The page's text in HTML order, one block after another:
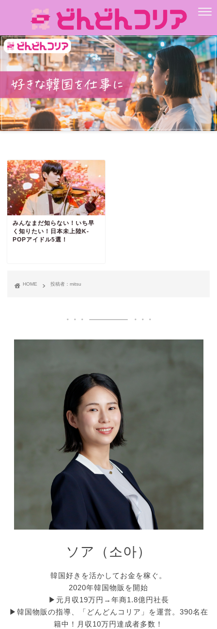
みんなまだ知らない！いち早
く知りたい！日本未上陸K-
POPアイドル5選！
HOME 投稿者：mitsu
ソア（소아）
韓国好きを活かしてお金を稼ぐ。
2020年韓国物販を開始
▶︎元月収19万円→年商1.8億円社長
▶︎韓国物販の指導、「どんどんコリア」を運営。390名在
籍中！月収10万円達成者多数！